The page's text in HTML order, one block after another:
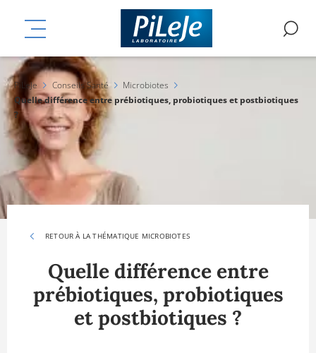
principal
MENU
PiLeJe Conseils Santé
Microbiotes
Quelle différence entre prébiotiques, probiotiques et postbiotiques
?
RETOUR À LA THÉMATIQUE MICROBIOTES
Quelle différence entre
prébiotiques, probiotiques
et postbiotiques ?